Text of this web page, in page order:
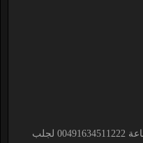
الشيخ الروحاني جلب الحبيب و خلال ساعة 00491634511222 لجلب